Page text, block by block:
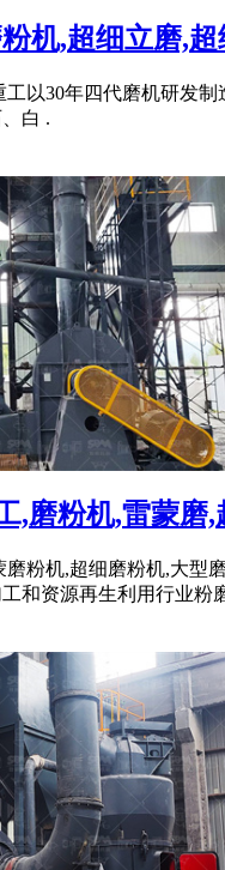
机,超细立磨,
以30年四代磨机研发
白 .
,磨粉机,雷蒙磨
粉机,超细磨粉机,大型
和资源再生利用行业粉